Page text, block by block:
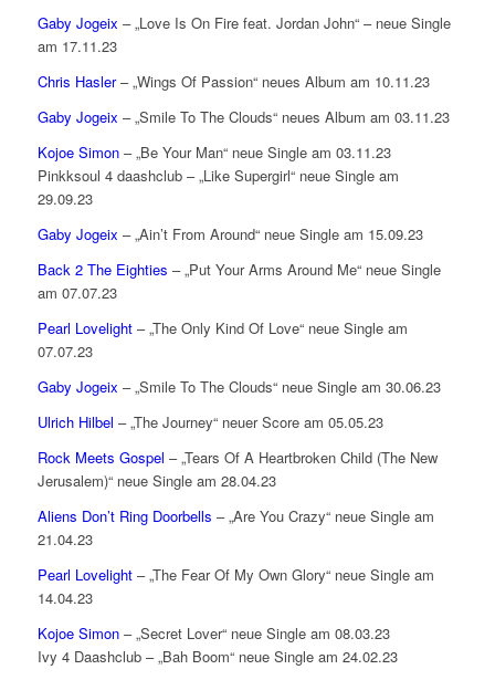
Gaby Jogeix – „Love Is On Fire feat. Jordan John“ – neue Single
am 17.11.23
Chris Hasler– „Wings Of Passion“ neues Album am 10.11.23
Gaby Jogeix – „Smile To The Clouds“ neues Album am 03.11.23
Kojoe Simon– „Be Your Man“ neue Single am 03.11.23
Pinkksoul 4 daashclub – „Like Supergirl“ neue Single am
29.09.23
Gaby Jogeix – „Ain’t From Around“ neue Single am 15.09.23
Back 2 The Eighties – „Put Your Arms Around Me“ neue Single
am 07.07.23
Pearl Lovelight– „The Only Kind Of Love“ neue Single am
07.07.23
Gaby Jogeix – „Smile To The Clouds“ neue Single am 30.06.23
Ulrich Hilbel – „The Journey“ neuer Score am 05.05.23
Rock Meets Gospel – „Tears Of A Heartbroken Child (The New
Jerusalem)“ neue Single am 28.04.23
Aliens Don’t Ring Doorbells – „Are You Crazy“ neue Single am
21.04.23
Pearl Lovelight– „The Fear Of My Own Glory“ neue Single am
14.04.23
Kojoe Simon– „Secret Lover“ neue Single am 08.03.23
Ivy 4 Daashclub – „Bah Boom“ neue Single am 24.02.23